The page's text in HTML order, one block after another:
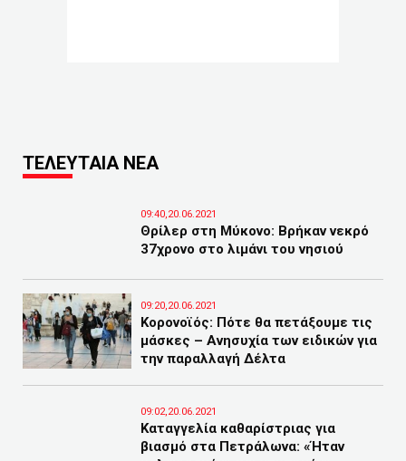
ΤΕΛΕΥΤΑΙΑ ΝΕΑ
09:40,20.06.2021
Θρίλερ στη Μύκονο: Βρήκαν νεκρό
37χρονο στο λιμάνι του νησιού
09:20,20.06.2021
Κορονοϊός: Πότε θα πετάξουμε τις
μάσκες – Ανησυχία των ειδικών για
την παραλλαγή Δέλτα
09:02,20.06.2021
Καταγγελία καθαρίστριας για
βιασμό στα Πετράλωνα: «Ήταν